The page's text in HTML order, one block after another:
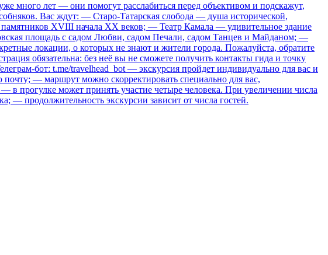
много лет — они помогут расслабиться перед объективом и подскажут,
Вас ждут: — Старо-Татарская слобода — душа исторической,
XVIII начала XX веков; — Театр Камала — удивительное здание
площадь с садом Любви, садом Печали, садом Танцев и Майданом; —
локации, о которых не знают и жители города. Пожалуйста, обратите
обязательна: без неё вы не сможете получить контакты гида и точку
бот: t.me/travelhead_bot — экскурсия пройдет индивидуально для вас и
— маршрут можно скорректировать специально для вас,
в прогулке может принять участие четыре человека. При увеличении числа
— продолжительность экскурсии зависит от числа гостей.